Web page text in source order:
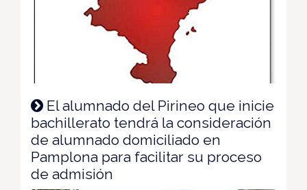
El alumnado del Pirineo que inicie
bachillerato tendrá la consideración
de alumnado domiciliado en
Pamplona para facilitar su proceso
de admisión